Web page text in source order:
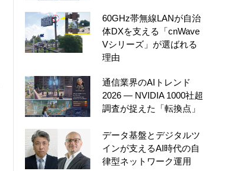
60GHz帯無線LANが自治
体DXを支える「cnWave
Vシリーズ」が選ばれる
理由
通信業界のAIトレンド
2026 ― NVIDIA 1000社超
調査が捉えた「転換点」
データ基盤とデジタルツ
インが支えるAI時代の自
律型ネットワーク運用